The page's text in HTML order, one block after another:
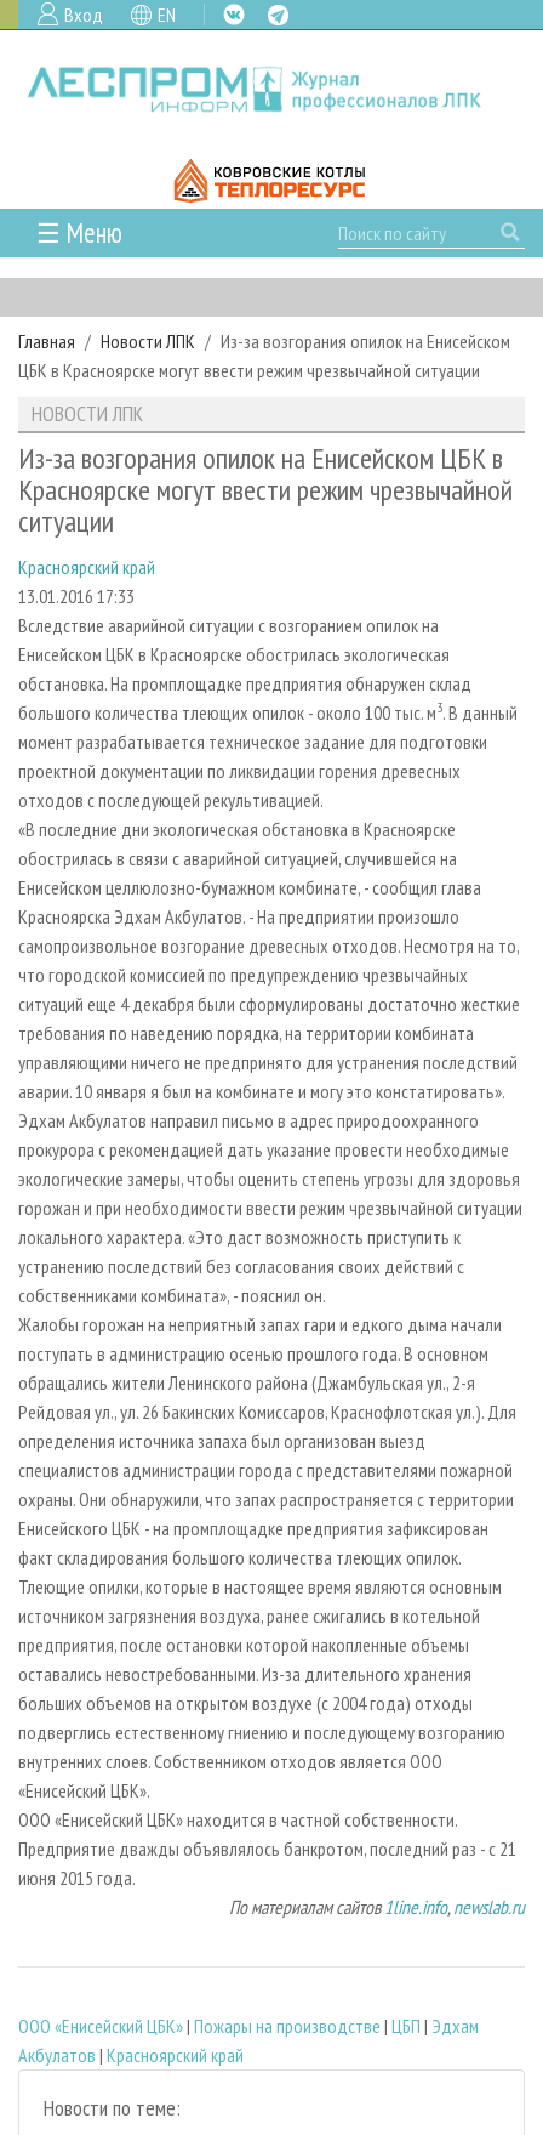
Вход EN
☰ Меню
ГЛАВНАЯ
РУБРИКИ И ТЕМЫ
РУБРИКИ ЖУРНАЛА
ЛЕСОЗАГОТОВКА
ЛЕСОПИЛЕНИЕ
ДЕРЕВООБРАБОТКА
СУШКА ДРЕВЕСИНЫ
ПРОИЗВОДСТВО ДРЕВЕСНЫХ ПЛИТ
ДЕРЕВЯННОЕ ДОМОСТРОЕНИЕ
ПРОИЗВОДСТВО МЕБЕЛИ
БИОЭНЕРГЕТИКА
ЦБП
ИНСТРУМЕНТ И МАТЕРИАЛЫ
НОВОСТИ
НОВОСТИ ЛПК
НОВОСТИ ЖУРНАЛА
НОВОСТИ КОМПАНИЙ
ПРОЕКТЫ ЛПИ
АНАЛИТИКА
ПРЕДПРИЯТИЯ ЛПК
ЛЕСНЫЕ РЕГИОНЫ РОССИИ
ПЕРСОНЫ
МОБИЛЬНЫЕ ВЫСТАВКИ
ОФИЦИАЛЬНЫЕ ДЕЛЕГАЦИИ
ПРИОРИТЕТНЫЕ ИНВЕСТПРОЕКТЫ
RUSSIAN FORESTRY REVIEW
ГАЗЕТА ЛЕСПРОМФОРУМ
БИБЛИОТЕКА СПЕЦИАЛИСТА
АРХИВ ЖУРНАЛОВ
СТАТЬИ
О ЖУРНАЛЕ
ПОДПИСКА
КОНТАКТЫ
РЕКЛАМОДАТЕЛЯМ
РЕКЛАМА
РЕКЛАМА НА САЙТЕ
Главная Новости ЛПК
Из-за возгорания опилок на Енисейском
ЦБК в Красноярске могут ввести режим чрезвычайной ситуации
НОВОСТИ ЛПК
Из-за возгорания опилок на Енисейском ЦБК в
Красноярске могут ввести режим чрезвычайной
ситуации
Красноярский край
13.01.2016 17:33
Вследствие аварийной ситуации с возгоранием опилок на
Енисейском ЦБК в Красноярске обострилась экологическая
обстановка. На промплощадке предприятия обнаружен склад
большого количества тлеющих опилок - около 100 тыс. м3. В данный
момент разрабатывается техническое задание для подготовки
проектной документации по ликвидации горения древесных
отходов с последующей рекультивацией.
«В последние дни экологическая обстановка в Красноярске
обострилась в связи с аварийной ситуацией, случившейся на
Енисейском целлюлозно-бумажном комбинате, - сообщил глава
Красноярска Эдхам Акбулатов. - На предприятии произошло
самопроизвольное возгорание древесных отходов. Несмотря на то,
что городской комиссией по предупреждению чрезвычайных
ситуаций еще 4 декабря были сформулированы достаточно жесткие
требования по наведению порядка, на территории комбината
управляющими ничего не предпринято для устранения последствий
аварии. 10 января я был на комбинате и могу это констатировать».
Эдхам Акбулатов направил письмо в адрес природоохранного
прокурора с рекомендацией дать указание провести необходимые
экологические замеры, чтобы оценить степень угрозы для здоровья
горожан и при необходимости ввести режим чрезвычайной ситуации
локального характера. «Это даст возможность приступить к
устранению последствий без согласования своих действий с
собственниками комбината», - пояснил он.
Жалобы горожан на неприятный запах гари и едкого дыма начали
поступать в администрацию осенью прошлого года. В основном
обращались жители Ленинского района (Джамбульская ул., 2-я
Рейдовая ул., ул. 26 Бакинских Комиссаров, Краснофлотская ул.). Для
определения источника запаха был организован выезд
специалистов администрации города с представителями пожарной
охраны. Они обнаружили, что запах распространяется с территории
Енисейского ЦБК - на промплощадке предприятия зафиксирован
факт складирования большого количества тлеющих опилок.
Тлеющие опилки, которые в настоящее время являются основным
источником загрязнения воздуха, ранее сжигались в котельной
предприятия, после остановки которой накопленные объемы
оставались невостребованными. Из-за длительного хранения
больших объемов на открытом воздухе (с 2004 года) отходы
подверглись естественному гниению и последующему возгоранию
внутренних слоев. Собственником отходов является ООО
«Енисейский ЦБК».
ООО «Енисейский ЦБК» находится в частной собственности.
Предприятие дважды объявлялось банкротом, последний раз - с 21
июня 2015 года.
По материалам сайтов 1line.info,newslab.ru
ООО «Енисейский ЦБК»| Пожары на производстве | ЦБП | Эдхам
Акбулатов | Красноярский край
Новости по теме: